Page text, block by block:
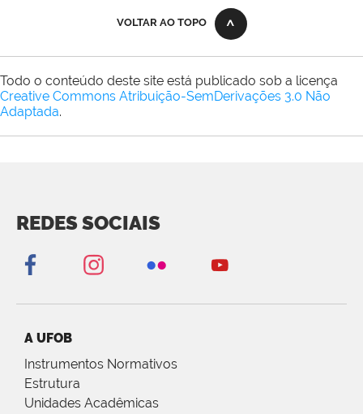
VOLTAR AO TOPO
Todo o conteúdo deste site está publicado sob a licença
Creative Commons Atribuição-SemDerivações 3.0 Não
Adaptada.
REDES SOCIAIS
A UFOB
Instrumentos Normativos
Estrutura
Unidades Acadêmicas